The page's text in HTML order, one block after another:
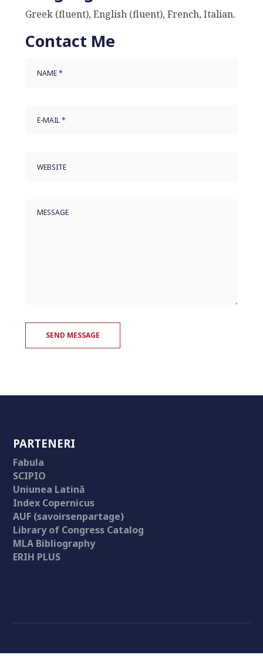
Greek (fluent), English (fluent), French, Italian.
Contact Me
PARTENERI
Fabula
SCIPIO
Uniunea Latină
Index Copernicus
AUF (savoirsenpartage)
Library of Congress Catalog
MLA Bibliography
ERIH PLUS